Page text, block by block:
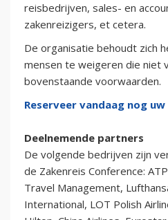
reisbedrijven, sales- en
zakenreizigers, et cetera.
De organisatie behoudt zich
mensen te weigeren die niet
bovenstaande voorwaarden.
Reserveer vandaag nog
Deelnemende partners
De volgende bedrijven zijn
de Zakenreis Conference:
Travel Management,
International, LOT Polish